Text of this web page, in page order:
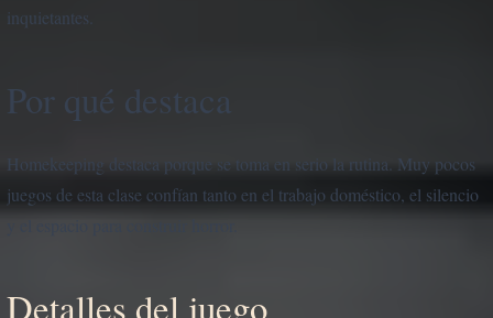
inquietantes.
Por qué destaca
Homekeeping destaca porque se toma en serio la rutina. Muy pocos
juegos de esta clase confían tanto en el trabajo doméstico, el silencio
Detalles del juego